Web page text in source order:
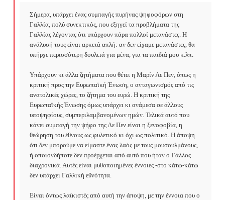
Σήμερα, υπάρχει ένας συμπαγής πυρήνας ψηφοφόρων στη
Γαλλία, πολύ συνεκτικός, που εξηγεί τα προβλήματα της
Γαλλίας λέγοντας ότι υπάρχουν πάρα πολλοί μετανάστες. Η
ανάλυσή τους είναι αρκετά απλή: αν δεν είχαμε μετανάστες, θα
υπήρχε περισσότερη δουλειά για μένα, για τα παιδιά μου κ.λπ.
Υπάρχουν κι άλλα ζητήματα που θέτει η Μαρίν Λε Πεν, όπως η
κριτική προς την Ευρωπαϊκή Ένωση, ο ανταγωνισμός από τις
ανατολικές χώρες, το ζήτημα του ευρώ. Η κριτική της
Ευρωπαϊκής Ένωσης όμως υπάρχει κι ανάμεσα σε άλλους
υποψηφίους, συμπεριλαμβανομένων ημών. Τελικά αυτό που
κάνει συμπαγή την ψήφο της Λε Πεν είναι η ξενοφοβία, η
θεώρηση του έθνους ως φυλετικό κι όχι ως πολιτικό. Η άποψη
ότι δεν μπορούμε να είμαστε ένας λαός με τους μουσουλμάνους,
ή οποιονδήποτε δεν προέρχεται από αυτό που ήταν ο Γάλλος
διαχρονικά. Αυτές είναι μυθοποιημένες έννοιες -στο κάτω-κάτω
δεν υπάρχει Γαλλική εθνότητα.
Είναι όντως λαϊκιστές από αυτή την άποψη, με την έννοια που ο